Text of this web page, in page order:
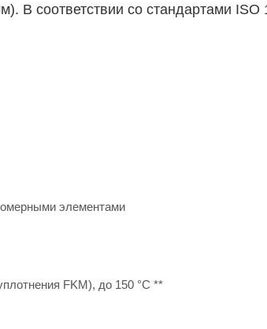
В соответствии со стандартами ISO
элементами
FKM), до 150 °C **